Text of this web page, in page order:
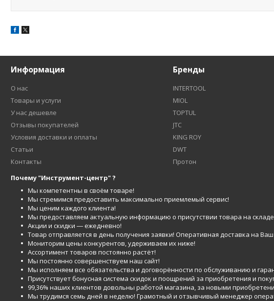
Информация
О нас
Товары и услуги
У нас дешевле
Отзывы покупателей
Условия доставки и оплаты
Статьи
Контакты
Бренды
INTERTOOL
MIOL
TOPTUL
JTC
KING ROY
DWT
Протон
Почему "Инструмент-центр" ?
Мы компетентны в своём товаре!
Мы стремимся предоставить максимально приемлемый сервис!
Мы ценим каждого клиента!
Мы предоставляем актуальную информацию о присутствии товара на
Акции и скидки ― ежедневно!
Товар отправляется в день получения заявки! Оперативная доставка на
Мониторим цены конкурентов, удерживаем их ниже!
Ассортимент товаров постоянно растёт!
Мы постоянно совершенствуем наш сайт!
Мы исполняем все обязательства и договорённости по обслуживанию и
Присутствует бонусная система скидок и поощрений за приобретения и
99,36% наших клиентов довольны работой магазина, за новыми
Мы трудимся семь дней в неделю! Грамотный и отзывчивый менеджер